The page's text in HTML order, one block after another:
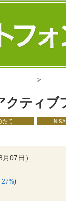
＞
クティブ
たて
07日）
)